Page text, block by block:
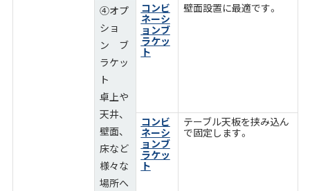
④オプ
ショ
ン ブ
ラケッ
ト
卓上や
天井、
壁面、
床など
様々な
場所へ
コンビ
ネーシ
ョンブ
ラケッ
ト
壁面設置に最適です。
コンビ
ネーシ
ョンブ
ラケッ
ト
テーブル天板を挟み込ん
で固定します。